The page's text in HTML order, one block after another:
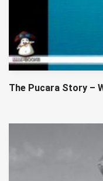
The Pucara Story –